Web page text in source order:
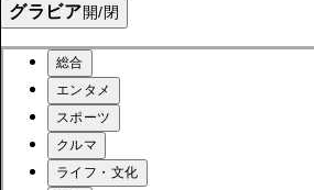
グラビア開/閉
総合
エンタメ
スポーツ
クルマ
ライフ・文化